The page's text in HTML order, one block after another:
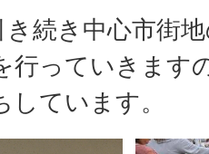
続き中心市街
行っていきます
ています。